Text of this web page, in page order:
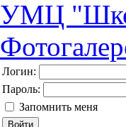
УМЦ
Логин:
Пароль:
Запомнить меня